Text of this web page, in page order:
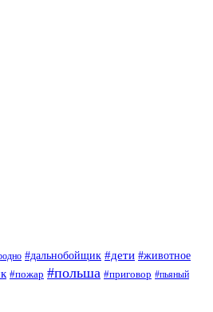
#дальнобойщик #дети #животное
#пожар #польша #приговор #пьяный